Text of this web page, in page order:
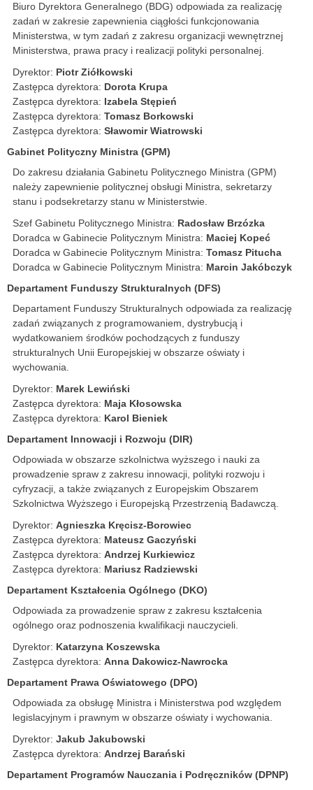
Biuro Dyrektora Generalnego (BDG) odpowiada za realizację
zadań w zakresie zapewnienia ciągłości funkcjonowania
Ministerstwa, w tym zadań z zakresu organizacji wewnętrznej
Ministerstwa, prawa pracy i realizacji polityki personalnej.
Dyrektor: Piotr Ziółkowski
Zastępca dyrektora: Dorota Krupa
Zastępca dyrektora: Izabela Stępień
Zastępca dyrektora: Tomasz Borkowski
Zastępca dyrektora: Sławomir Wiatrowski
Gabinet Polityczny Ministra (GPM)
Do zakresu działania Gabinetu Politycznego Ministra (GPM)
należy zapewnienie politycznej obsługi Ministra, sekretarzy
stanu i podsekretarzy stanu w Ministerstwie.
Szef Gabinetu Politycznego Ministra: Radosław Brzózka
Doradca w Gabinecie Politycznym Ministra: Maciej Kopeć
Doradca w Gabinecie Politycznym Ministra: Tomasz Pitucha
Doradca w Gabinecie Politycznym Ministra: Marcin Jakóbczyk
Departament Funduszy Strukturalnych (DFS)
Departament Funduszy Strukturalnych odpowiada za realizację
zadań związanych z programowaniem, dystrybucją i
wydatkowaniem środków pochodzących z funduszy
strukturalnych Unii Europejskiej w obszarze oświaty i
wychowania.
Dyrektor: Marek Lewiński
Zastępca dyrektora: Maja Kłosowska
Zastępca dyrektora: Karol Bieniek
Departament Innowacji i Rozwoju (DIR)
Odpowiada w obszarze szkolnictwa wyższego i nauki za
prowadzenie spraw z zakresu innowacji, polityki rozwoju i
cyfryzacji, a także związanych z Europejskim Obszarem
Szkolnictwa Wyższego i Europejską Przestrzenią Badawczą.
Dyrektor: Agnieszka Kręcisz-Borowiec
Zastępca dyrektora: Mateusz Gaczyński
Zastępca dyrektora: Andrzej Kurkiewicz
Zastępca dyrektora: Mariusz Radziewski
Departament Kształcenia Ogólnego (DKO)
Odpowiada za prowadzenie spraw z zakresu kształcenia
ogólnego oraz podnoszenia kwalifikacji nauczycieli.
Dyrektor: Katarzyna Koszewska
Zastępca dyrektora: Anna Dakowicz-Nawrocka
Departament Prawa Oświatowego (DPO)
Odpowiada za obsługę Ministra i Ministerstwa pod względem
legislacyjnym i prawnym w obszarze oświaty i wychowania.
Dyrektor: Jakub Jakubowski
Zastępca dyrektora: Andrzej Barański
Departament Programów Nauczania i Podręczników (DPNP)